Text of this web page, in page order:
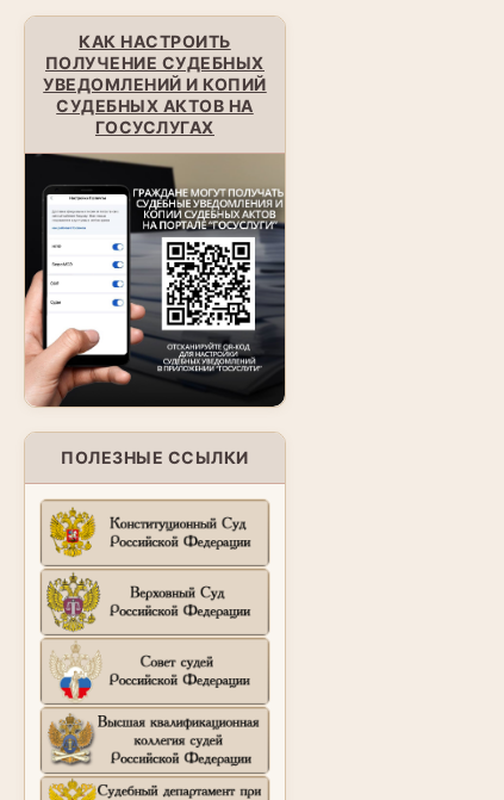
КАК НАСТРОИТЬ
ПОЛУЧЕНИЕ СУДЕБНЫХ
УВЕДОМЛЕНИЙ И КОПИЙ
СУДЕБНЫХ АКТОВ НА
ГОСУСЛУГАХ
ПОЛЕЗНЫЕ ССЫЛКИ